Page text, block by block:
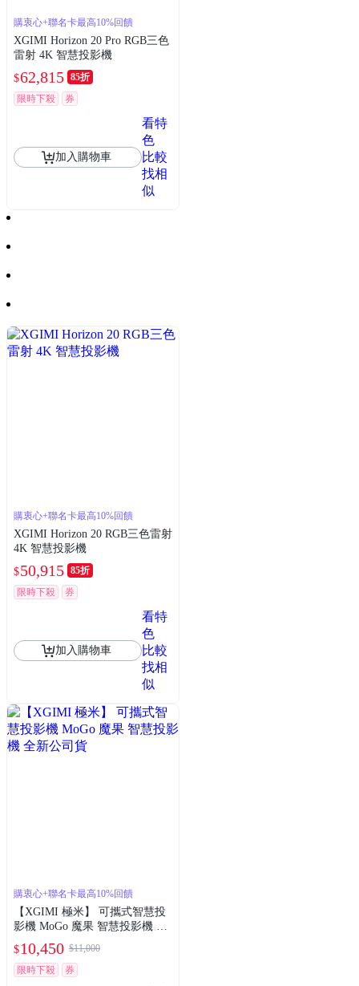
購衷心+聯名卡最高10%回饋
XGIMI Horizon 20 Pro RGB三色
雷射 4K 智慧投影機
$62,815 85折
限時下殺
券
加入購物車
看特
色
比較
找相
似
購衷心+聯名卡最高10%回饋
XGIMI Horizon 20 RGB三色雷射
4K 智慧投影機
$50,915 85折
限時下殺
券
加入購物車
看特
色
比較
找相
似
購衷心+聯名卡最高10%回饋
【XGIMI 極米】 可攜式智慧投
影機 MoGo 魔果 智慧投影機 全
$10,450 $11,000
限時下殺
券